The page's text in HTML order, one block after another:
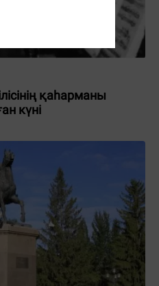
қаһарманы
күні